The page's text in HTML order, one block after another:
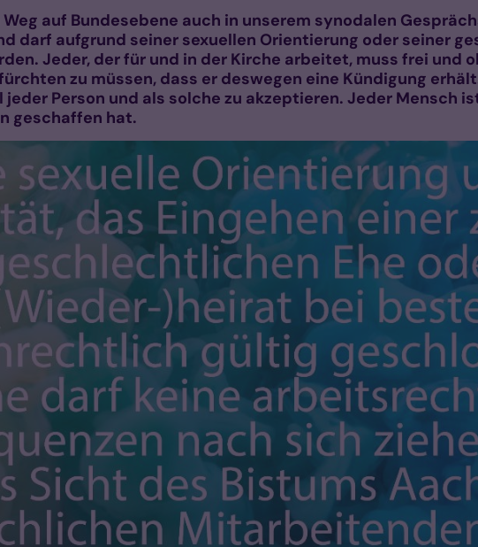
auf Bundesebene auch in unserem synodalen
darf aufgrund seiner sexuellen Orientierung oder seiner
Jeder, der für und in der Kirche arbeitet, muss frei und
zu müssen, dass er deswegen eine Kündigung
Person und als solche zu akzeptieren. Jeder Mensch
geschaffen hat.